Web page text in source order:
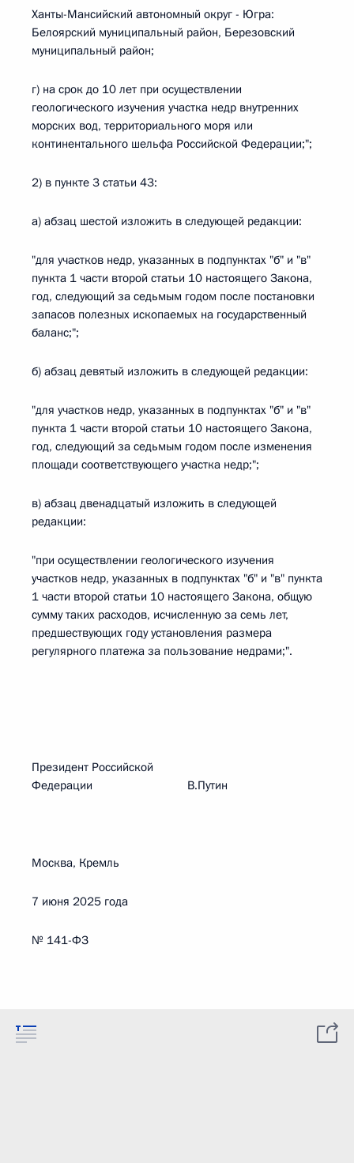
Ханты-Мансийский автономный округ - Югра:
Белоярский муниципальный район, Березовский
муниципальный район;
г) на срок до 10 лет при осуществлении
геологического изучения участка недр внутренних
морских вод, территориального моря или
континентального шельфа Российской Федерации;";
2) в пункте 3 статьи 43:
а) абзац шестой изложить в следующей редакции:
"для участков недр, указанных в подпунктах "б" и "в"
пункта 1 части второй статьи 10 настоящего Закона,
год, следующий за седьмым годом после постановки
запасов полезных ископаемых на государственный
баланс;";
б) абзац девятый изложить в следующей редакции:
"для участков недр, указанных в подпунктах "б" и "в"
пункта 1 части второй статьи 10 настоящего Закона,
год, следующий за седьмым годом после изменения
площади соответствующего участка недр;";
в) абзац двенадцатый изложить в следующей
редакции:
"при осуществлении геологического изучения
участков недр, указанных в подпунктах "б" и "в" пункта
1 части второй статьи 10 настоящего Закона, общую
сумму таких расходов, исчисленную за семь лет,
предшествующих году установления размера
регулярного платежа за пользование недрами;".
Президент Российской
Федерации В.Путин
Москва, Кремль
7 июня 2025 года
№ 141-ФЗ